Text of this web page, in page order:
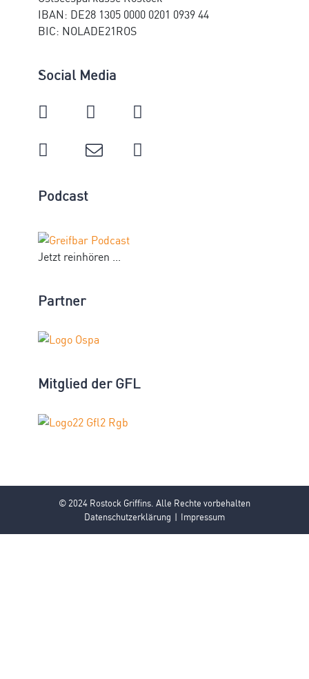
IBAN: DE28 1305 0000 0201 0939 44
BIC: NOLADE21ROS
Social Media
Podcast
Jetzt reinhören ...
Partner
Mitglied der GFL
© 2024 Rostock Griffins. Alle Rechte vorbehalten
Datenschutzerklärung
Impressum